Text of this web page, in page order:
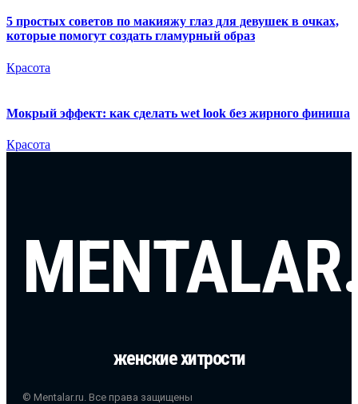
5 простых советов по макияжу глаз для девушек в очках,
которые помогут создать гламурный образ
Красота
Мокрый эффект: как сделать wet look без жирного финиша
Красота
женские хитрости
© Mentalar.ru. Все права защищены